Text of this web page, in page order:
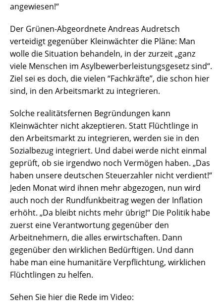
angewiesen!“
Der Grünen-Abgeordnete Andreas Audretsch
verteidigt gegenüber Kleinwächter die Pläne: Man
wolle die Situation behandeln, in der zurzeit „ganz
viele Menschen im Asylbewerberleistungsgesetz sind“.
Ziel sei es doch, die vielen “Fachkräfte”, die schon hier
sind, in den Arbeitsmarkt zu integrieren.
Solche realitätsfernen Begründungen kann
Kleinwächter nicht akzeptieren. Statt Flüchtlinge in
den Arbeitsmarkt zu integrieren, werden sie in den
Sozialbezug integriert. Und dabei werde nicht einmal
geprüft, ob sie irgendwo noch Vermögen haben. „Das
haben unsere deutschen Steuerzahler nicht verdient!“
Jeden Monat wird ihnen mehr abgezogen, nun wird
auch noch der Rundfunkbeitrag wegen der Inflation
erhöht. „Da bleibt nichts mehr übrig!“ Die Politik habe
zuerst eine Verantwortung gegenüber den
Arbeitnehmern, die alles erwirtschaften. Dann
gegenüber den wirklichen Bedürftigen. Und dann
habe man eine humanitäre Verpflichtung, wirklichen
Flüchtlingen zu helfen.
Sehen Sie hier die Rede im Video: